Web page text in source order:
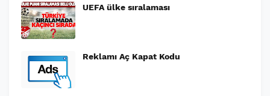
UEFA ülke sıralaması
Reklamı Aç Kapat Kodu